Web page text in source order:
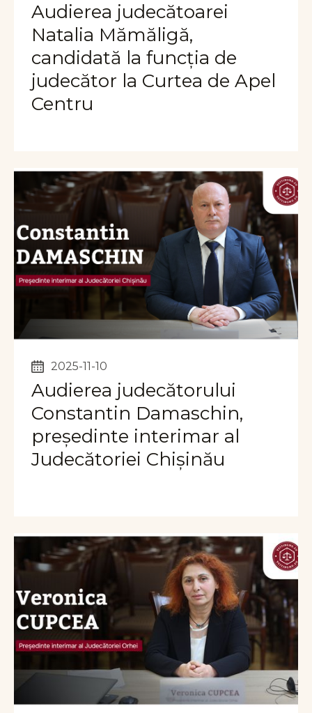
Audierea judecătoarei
Natalia Mămăligă,
candidată la funcția de
judecător la Curtea de Apel
Centru
2025-11-10
Audierea judecătorului
Constantin Damaschin,
președinte interimar al
Judecătoriei Chișinău